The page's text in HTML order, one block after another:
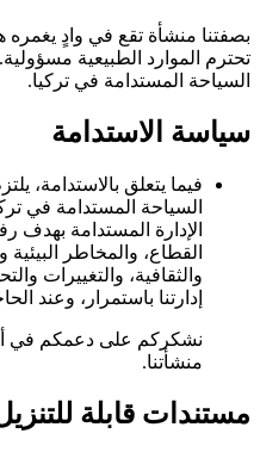
بصفتنا منشأة تقع في وادٍ يغمره
تحترم الموارد الطبيعية مسؤولية.
السياحة المستدامة في تركيا.
سياسة الاستدامة
فيما يتعلق بالاستدامة،
السياحة المستدامة في
الإدارة المستدامة بهدف
القطاع، والمخاطر البيئية
والثقافية، والتغييرات
إدارتنا باستمرار، وعند
نشكركم على دعمكم في
منشأتنا.
مستندات قابلة